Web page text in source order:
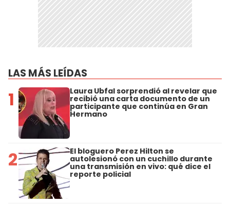
LAS MÁS LEÍDAS
1 Laura Ubfal sorprendió al revelar que
recibió una carta documento de un
participante que continúa en Gran
Hermano
2 El bloguero Perez Hilton se
autolesionó con un cuchillo durante
una transmisión en vivo: qué dice el
reporte policial